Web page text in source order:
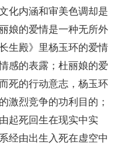
化内涵和审美色调却是
娘的爱情是一种无所外
生殿》里杨玉环的爱情
感的表露；杜丽娘的爱
死的行动意志，杨玉环
激烈竞争的功利目的；
起死回生在现实中实
经由出生入死在虚空中